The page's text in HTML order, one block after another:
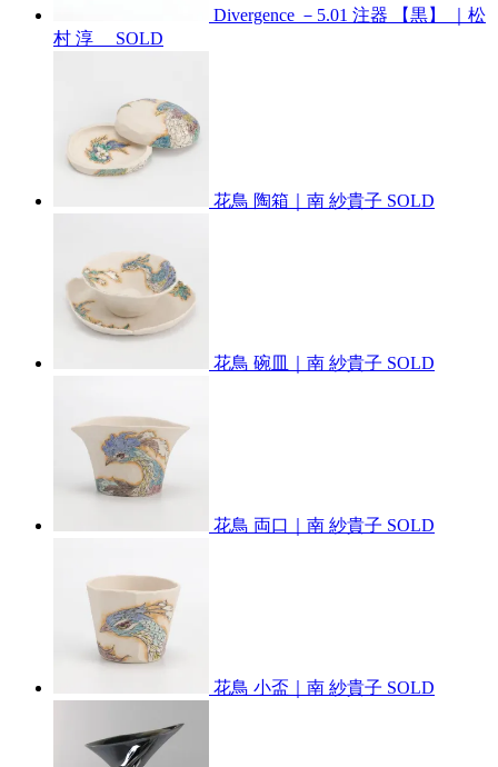
Divergence －5.01 注器 【黒】 ｜松
村 淳
SOLD
花鳥 陶箱｜南 紗貴子 SOLD
花鳥 碗皿｜南 紗貴子 SOLD
花鳥 両口｜南 紗貴子 SOLD
花鳥 小盃｜南 紗貴子 SOLD